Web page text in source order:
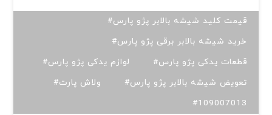
#قیمت کلید شیشه بالابر پژو پارس
#خرید شیشه بالابر برقی پژو پارس
#قطعات یدکی پژو پارس
#لوازم یدکی پژو پارس
#تعویض شیشه بالابر پژو پارس
#ولاش پارت
#109007013